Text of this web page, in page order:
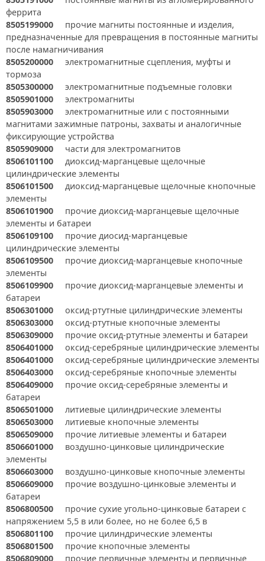
феррита
8505199000 прочие магниты постоянные и изделия,
предназначенные для превращения в постоянные магниты
после намагничивания
8505200000 электромагнитные сцепления, муфты и
тормоза
8505300000 электромагнитные подъемные головки
8505901000 электромагниты
8505903000 электромагнитные или с постоянными
магнитами зажимные патроны, захваты и аналогичные
фиксирующие устройства
8505909000 части для электромагнитов
8506101100 диоксид-марганцевые щелочные
цилиндрические элементы
8506101500 диоксид-марганцевые щелочные кнопочные
элементы
8506101900 прочие диоксид-марганцевые щелочные
элементы и батареи
8506109100 прочие диосид-марганцевые
цилиндрические элементы
8506109500 прочие диоксид-марганцевые кнопочные
элементы
8506109900 прочие диоксид-марганцевые элементы и
батареи
8506301000 оксид-ртутные цилиндрические элементы
8506303000 оксид-ртутные кнопочные элементы
8506309000 прочие оксид-ртутные элементы и батареи
8506401000 оксид-серебряные цилиндрические элементы
8506401000 оксид-серебряные цилиндрические элементы
8506403000 оксид-серебряные кнопочные элементы
8506409000 прочие оксид-серебряные элементы и
батареи
8506501000 литиевые цилиндрические элементы
8506503000 литиевые кнопочные элементы
8506509000 прочие литиевые элементы и батареи
8506601000 воздушно-цинковые цилиндрические
элементы
8506603000 воздушно-цинковые кнопочные элементы
8506609000 прочие воздушно-цинковые элементы и
батареи
8506800500 прочие сухие угольно-цинковые батареи с
напряжением 5,5 в или более, но не более 6,5 в
8506801100 прочие цилиндрические элементы
8506801500 прочие кнопочные элементы
8506809000 прочие первичные элементы и первичные